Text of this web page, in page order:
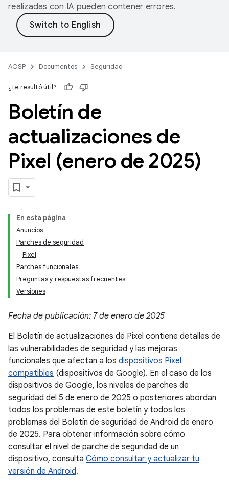
realizadas con IA pueden contener errores.
AOSP Documentos Seguridad
¿Te resultó útil?
Boletín de
actualizaciones de
Pixel (enero de 2025)
En esta página
Anuncios
Parches de seguridad
Pixel
Parches funcionales
Preguntas y respuestas frecuentes
Versiones
Fecha de publicación: 7 de enero de 2025
El Boletín de actualizaciones de Pixel contiene detalles de
las vulnerabilidades de seguridad y las mejoras
funcionales que afectan a los dispositivos Pixel
compatibles (dispositivos de Google). En el caso de los
dispositivos de Google, los niveles de parches de
seguridad del 5 de enero de 2025 o posteriores abordan
todos los problemas de este boletín y todos los
problemas del Boletín de seguridad de Android de enero
de 2025. Para obtener información sobre cómo
consultar el nivel de parche de seguridad de un
dispositivo, consulta Cómo consultar y actualizar tu
versión de Android.